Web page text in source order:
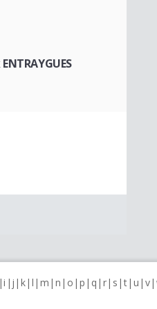
i j k l m n o p q r s t u v